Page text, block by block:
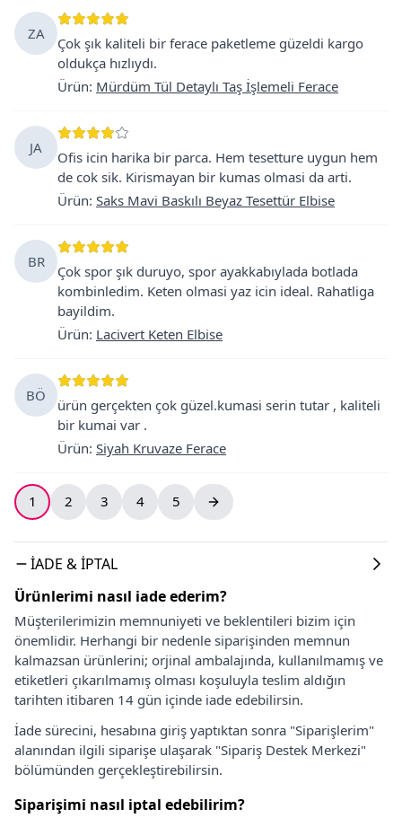
ZA
Çok şık kaliteli bir ferace paketleme güzeldi kargo
oldukça hızlıydı.
Ürün: Mürdüm Tül Detaylı Taş İşlemeli Ferace
JA
Ofis icin harika bir parca. Hem tesetture uygun hem
de cok sik. Kirismayan bir kumas olmasi da arti.
Ürün: Saks Mavi Baskılı Beyaz Tesettür Elbise
BR
Çok spor şık duruyo, spor ayakkabıylada botlada
kombinledim. Keten olmasi yaz icin ideal. Rahatliga
bayildim.
Ürün: Lacivert Keten Elbise
BÖ
ürün gerçekten çok güzel.kumasi serin tutar , kaliteli
bir kumai var .
Ürün: Siyah Kruvaze Ferace
1 2 3 4 5
İADE & İPTAL
Ürünlerimi nasıl iade ederim?
Müşterilerimizin memnuniyeti ve beklentileri bizim için
önemlidir. Herhangi bir nedenle siparişinden memnun
kalmazsan ürünlerini; orjinal ambalajında, kullanılmamış ve
etiketleri çıkarılmamış olması koşuluyla teslim aldığın
tarihten itibaren 14 gün içinde iade edebilirsin.
İade sürecini, hesabına giriş yaptıktan sonra "Siparişlerim"
alanından ilgili siparişe ulaşarak "Sipariş Destek Merkezi"
bölümünden gerçekleştirebilirsin.
Siparişimi nasıl iptal edebilirim?